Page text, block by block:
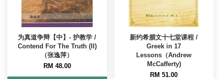
为真道争辩【中】- 护教学 /
Contend For The Truth (II)
（张逸萍）
RM 48.00
新约希腊文十七堂课程 /
Greek in 17
Lessons（Andrew
McCafferty)
RM 51.00